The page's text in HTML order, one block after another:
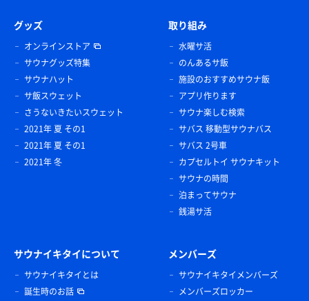
グッズ
オンラインストア
サウナグッズ特集
サウナハット
サ飯スウェット
さうないきたいスウェット
2021年 夏 その1
2021年 夏 その1
2021年 冬
取り組み
水曜サ活
のんあるサ飯
施設のおすすめサウナ飯
アプリ作ります
サウナ楽しむ検索
サバス 移動型サウナバス
サバス 2号車
カプセルトイ サウナキット
サウナの時間
泊まってサウナ
銭湯サ活
サウナイキタイについて
サウナイキタイとは
誕生時のお話
メンバーズ
サウナイキタイメンバーズ
メンバーズロッカー